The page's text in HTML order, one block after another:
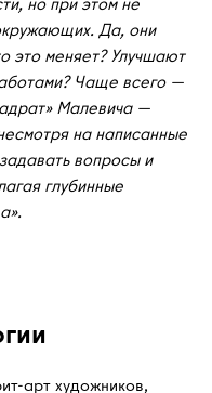
Да, они
это меняет? Улучшают
Чаще всего —
Малевича —
на написанные
вопросы и
глубинные
арт художников,